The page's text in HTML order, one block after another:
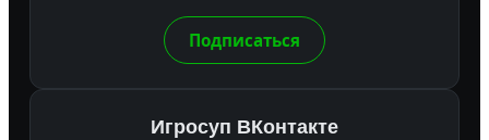
Подписаться
Игросуп ВКонтакте